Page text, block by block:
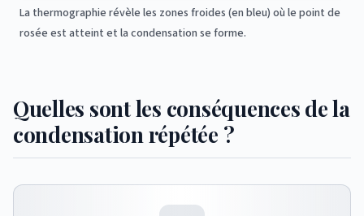
La thermographie révèle les zones froides (en bleu) où le point de
rosée est atteint et la condensation se forme.
Quelles sont les conséquences de la
condensation répétée ?